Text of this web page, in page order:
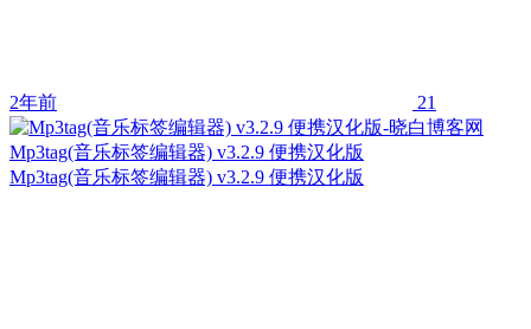
2年前 21
Mp3tag(音乐标签编辑器) v3.2.9 便携汉化版
Mp3tag(音乐标签编辑器) v3.2.9 便携汉化版